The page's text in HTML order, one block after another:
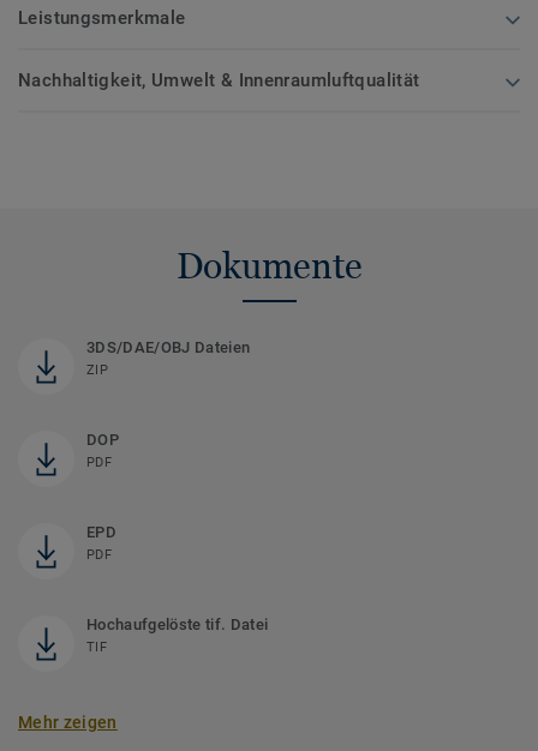
Leistungsmerkmale
Nachhaltigkeit, Umwelt & Innenraumluftqualität
Dokumente
3DS/DAE/OBJ Dateien
ZIP
DOP
PDF
EPD
PDF
Hochaufgelöste tif. Datei
TIF
Mehr zeigen